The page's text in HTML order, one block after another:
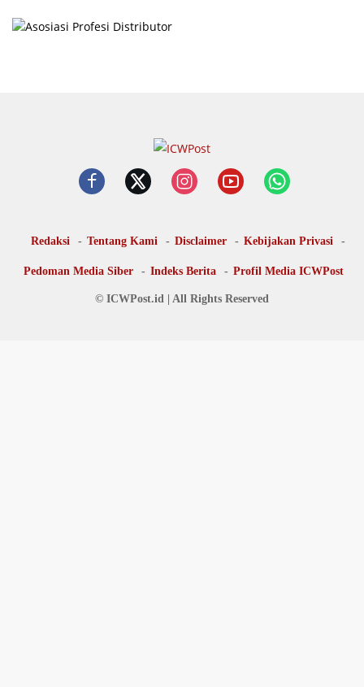
Redaksi Tentang Kami Disclaimer Kebijakan Privasi
Pedoman Media Siber Indeks Berita Profil Media ICWPost
© ICWPost.id | All Rights Reserved